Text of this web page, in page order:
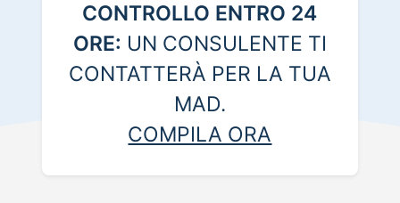
CONTROLLO ENTRO 24
ORE: UN CONSULENTE TI
CONTATTERÀ PER LA TUA
MAD.
COMPILA ORA